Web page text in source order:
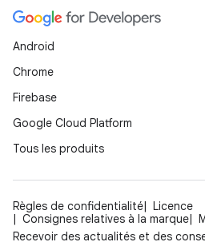
Android
Chrome
Firebase
Google Cloud Platform
Tous les produits
Règles de confidentialité
Licence
Consignes relatives à la marque
Recevoir des actualités et des